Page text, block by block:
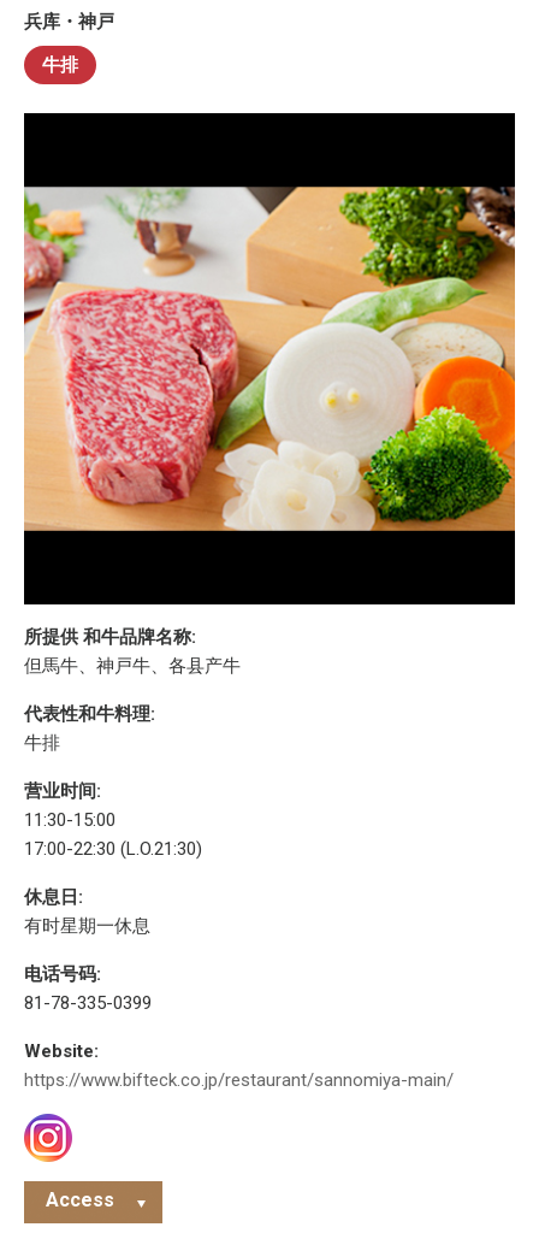
兵库・神戸
牛排
所提供 和牛品牌名称:
但馬牛、神戸牛、各县产牛
代表性和牛料理:
牛排
营业时间:
11:30-15:00
17:00-22:30 (L.O.21:30)
休息日:
有时星期一休息
电话号码:
81-78-335-0399
Website:
https://www.bifteck.co.jp/restaurant/sannomiya-main/
Access